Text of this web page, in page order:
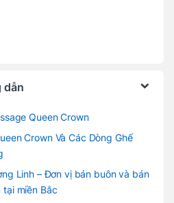
dẫn
Queen Crown
Crown Và Các Dòng Ghế
Linh – Đơn vị bán buôn và bán
miền Bắc